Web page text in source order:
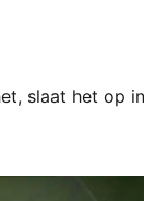
slaat het op